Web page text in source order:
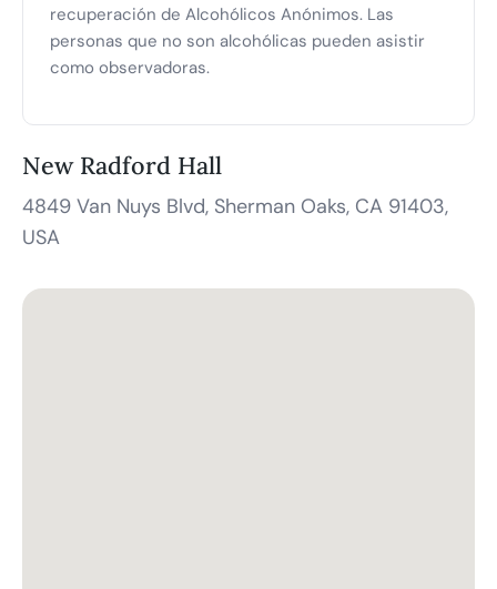
recuperación de Alcohólicos Anónimos. Las
personas que no son alcohólicas pueden asistir
como observadoras.
New Radford Hall
4849 Van Nuys Blvd, Sherman Oaks, CA 91403,
USA